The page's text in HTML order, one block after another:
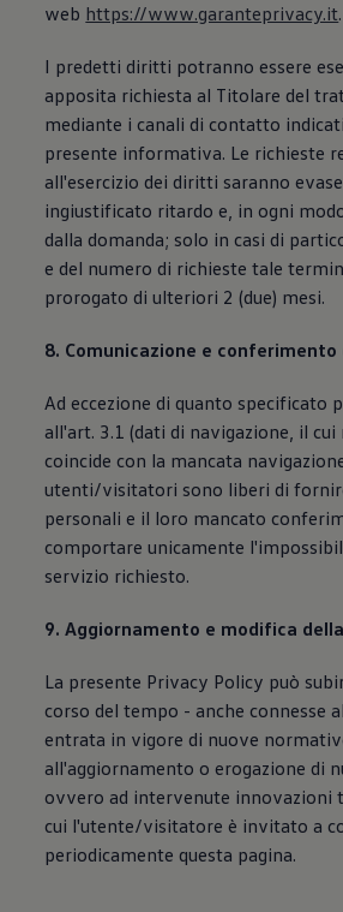
web https://www.garanteprivacy.it.
I predetti diritti potranno essere
apposita richiesta al Titolare del
mediante i canali di contatto
presente informativa. Le richieste
all'esercizio dei diritti saranno
ingiustificato ritardo e, in ogni
dalla domanda; solo in casi di
e del numero di richieste tale
prorogato di ulteriori 2 (due) mesi.
8. Comunicazione e
Ad eccezione di quanto specificato
all'art. 3.1 (dati di navigazione, il
coincide con la mancata
utenti/visitatori sono liberi di
personali e il loro mancato
comportare unicamente
servizio richiesto.
9. Aggiornamento e modifica
La presente Privacy Policy può
corso del tempo - anche connesse
entrata in vigore di nuove
all'aggiornamento o erogazione di
ovvero ad intervenute innovazioni
cui l'utente/visitatore è invitato a
periodicamente questa pagina.